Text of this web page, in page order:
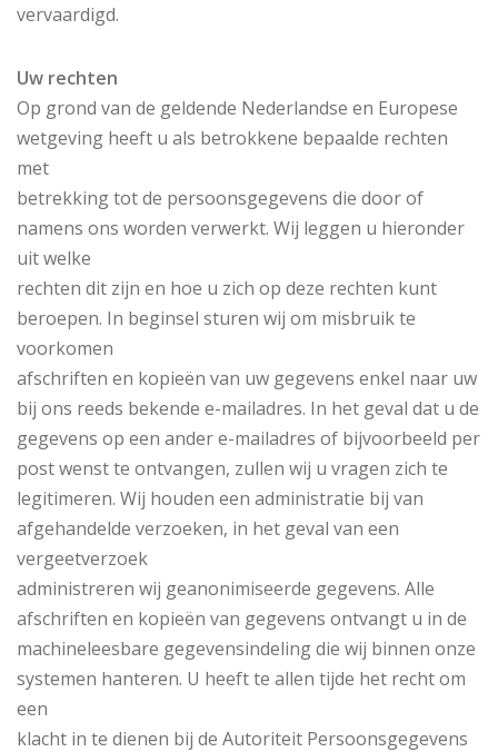
vervaardigd.
Uw rechten
Op grond van de geldende Nederlandse en Europese
wetgeving heeft u als betrokkene bepaalde rechten
met
betrekking tot de persoonsgegevens die door of
namens ons worden verwerkt. Wij leggen u hieronder
uit welke
rechten dit zijn en hoe u zich op deze rechten kunt
beroepen. In beginsel sturen wij om misbruik te
voorkomen
afschriften en kopieën van uw gegevens enkel naar uw
bij ons reeds bekende e-mailadres. In het geval dat u de
gegevens op een ander e-mailadres of bijvoorbeeld per
post wenst te ontvangen, zullen wij u vragen zich te
legitimeren. Wij houden een administratie bij van
afgehandelde verzoeken, in het geval van een
vergeetverzoek
administreren wij geanonimiseerde gegevens. Alle
afschriften en kopieën van gegevens ontvangt u in de
machineleesbare gegevensindeling die wij binnen onze
systemen hanteren. U heeft te allen tijde het recht om
een
klacht in te dienen bij de Autoriteit Persoonsgegevens